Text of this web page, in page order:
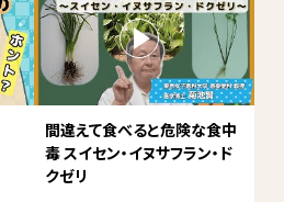
間違えて食べると危険な食中
毒 スイセン・イヌサフラン・ド
クゼリ